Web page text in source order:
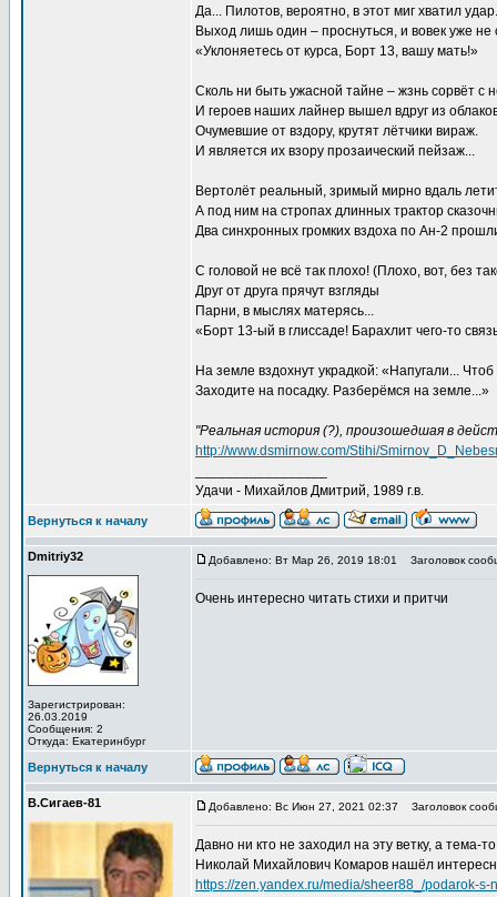
Да... Пилотов, вероятно, в этот миг хватил удар.
Выход лишь один – проснуться, и вовек уже не
«Уклоняетесь от курса, Борт 13, вашу мать!»
Сколь ни быть ужасной тайне – жзнь сорвёт с
И героев наших лайнер вышел вдруг из
Очумевшие от вздору, крутят лётчики вираж.
И является их взору прозаический пейзаж...
Вертолёт реальный, зримый мирно вдаль
А под ним на стропах длинных трактор
Два синхронных громких вздоха по Ан-2
С головой не всё так плохо! (Плохо, вот, без
Друг от друга прячут взгляды
Парни, в мыслях матерясь...
«Борт 13-ый в глиссаде! Барахлит чего-то
На земле вздохнут украдкой: «Напугали...
Заходите на посадку. Разберёмся на земле...»
"Реальная история (?), произошедшая в
http://www.dsmirnow.com/Stihi/
Удачи - Михайлов Дмитрий, 1989 г.в.
Вернуться к началу
Dmitriу32
Зарегистрирован:
26.03.2019
Сообщения: 2
Откуда: Екатеринбург
Добавлено: Вт Мар 26, 2019 18:01 Заголовок
Очень интересно читать стихи и притчи
Вернуться к началу
В.Сигаев-81 Добавлено: Вс Июн 27, 2021 02:37 Заголовок
Давно ни кто не заходил на эту ветку, а тема-
Николай Михайлович Комаров нашёл
https://zen.yandex.ru/media/sheer88_/podarok-